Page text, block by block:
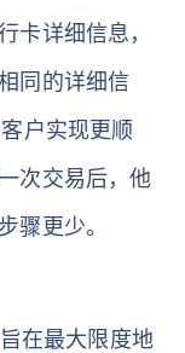
卡详细信息，
同的详细信
户实现更顺
次交易后，他
骤更少。
在最大限度地